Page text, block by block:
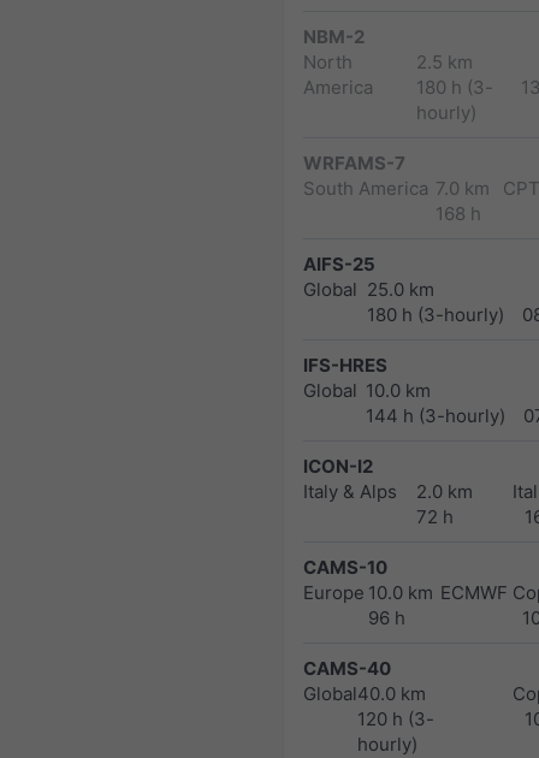
NBM-2
North
America
2.5 km
180 h (3-
hourly)
WRFAMS-7
South America 7.0 km
168 h
AIFS-25
Global 25.0 km
180 h (3-hourly)
IFS-HRES
Global 10.0 km
144 h (3-hourly)
ICON-I2
Italy & Alps
2.0 km
72 h
CAMS-10
Europe 10.0 km
96 h
ECMWF
CAMS-40
Global40.0 km
120 h (3-
hourly)